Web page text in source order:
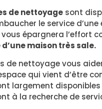
de nettoyage sont
le service d’une
épargnera l’effort
maison très sale.
de nettoyage vous
qui vient d’être
largement
à la recherche de